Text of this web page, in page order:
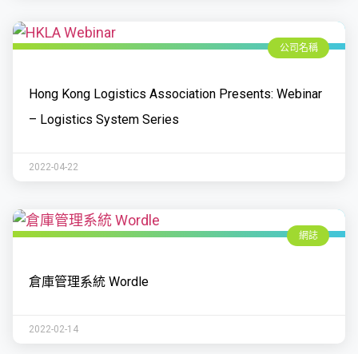
公司名稱
Hong Kong Logistics Association Presents: Webinar
– Logistics System Series
2022-04-22
網誌
倉庫管理系統 Wordle
2022-02-14